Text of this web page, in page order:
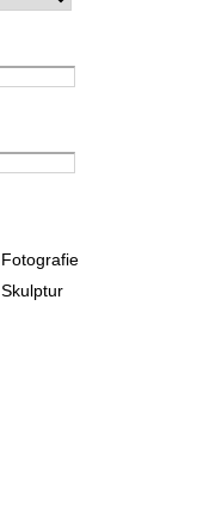
Fotografie
Skulptur